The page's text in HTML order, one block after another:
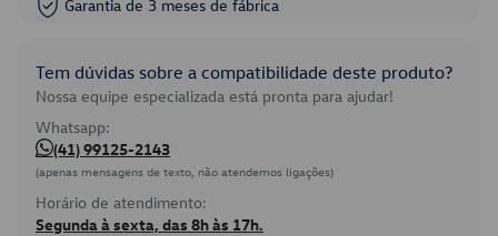
Garantia de 3 meses de fábrica
Tem dúvidas sobre a compatibilidade deste produto?
Nossa equipe especializada está pronta para ajudar!
Whatsapp:
(41) 99125-2143
(apenas mensagens de texto, não atendemos ligações)
Horário de atendimento:
Segunda à sexta, das 8h às 17h.